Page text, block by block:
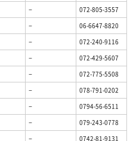
−
072-805-3557
−
06-6647-8820
−
072-240-9116
−
072-429-5607
−
072-775-5508
−
078-791-0202
−
0794-56-6511
−
079-243-0778
−
0742-81-9131